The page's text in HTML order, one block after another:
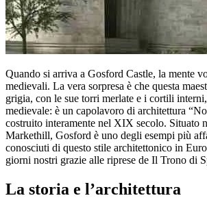
Quando si arriva a Gosford Castle, la mente
medievali. La vera sorpresa è che questa
grigia, con le sue torri merlate e i cortili
medievale: è un capolavoro di architettura
costruito interamente nel XIX secolo. Situato
Markethill, Gosford è uno degli esempi più
conosciuti di questo stile architettonico in
giorni nostri grazie alle riprese de Il Trono di
La storia e l’architettura